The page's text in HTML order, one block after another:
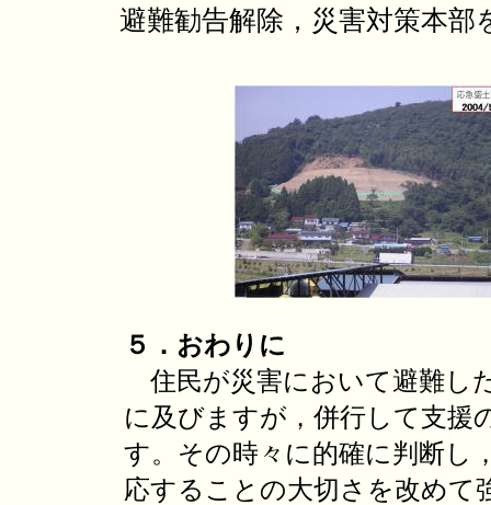
避難勧告解除，災害対策本部
５．おわりに
住民が災害において避難し
に及びますが，併行して支援
す。その時々に的確に判断し
応することの大切さを改めて